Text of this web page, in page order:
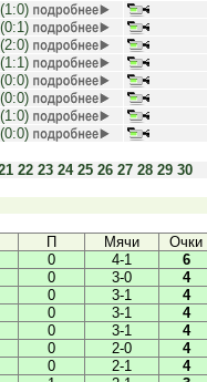
(1:0)
(0:1)
(2:0)
(1:1)
(0:0)
(0:0)
(1:0)
(0:0)
22 23 24 25 26 27 28 29 30
П Мячи
Очки
0 4-1
6
0 3-0
4
0 3-1
4
0 3-1
4
0 3-1
4
0 2-0
4
0 2-1
4